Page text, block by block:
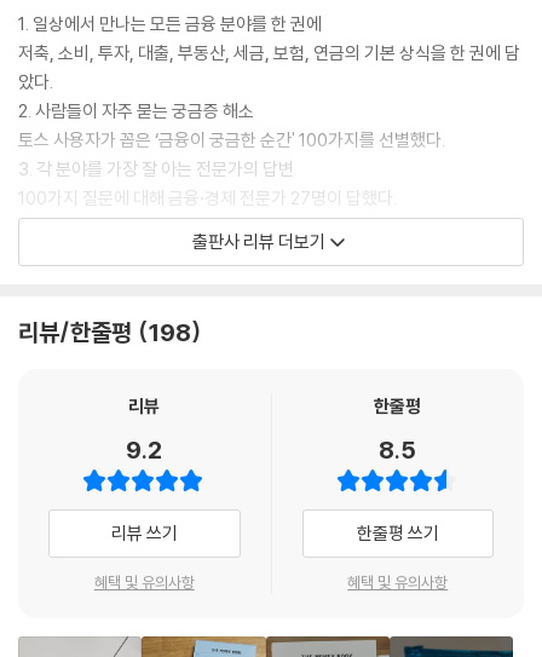
Q65. 살 때, 가지고 있을 때, 팔 때 내야 하는 부동산 세금은?
Q66. 집 살 때 제일 먼저 확인할 것은 무엇일까?
Q67. ‘급매’로 집 살 때 주의할 점은?
Q68. 부동산 거래 후 마지막으로 점검할 3가지는?
Q69. 소액으로 부동산 투자를 해볼 수 있을까?
CHAPTER 6. 보험이 필요한 순간
Q70. 사람들이 가장 많이 가입하는 최소한의 보험은 무엇일까?
Q73. 보험료 적게 내는 방법이 있을까?
Q75. 80세 만기보다 100세 만기가 더 좋을까?
Q76. 셀 수 없는 특약, 많이 넣을수록 좋을까?
Q77. 암보험 가입할 때 체크해야 할 것은?
Q78. 만기환급형 vs 순수보장형, 어떤 것을 택해야 할까?
Q79. 사람들은 언제 생명보험에 가입할까?
Q80. 해외여행 갈 때 보험을 꼭 들어야 할까?
CHAPTER 7. 세금, 절세와 의무 사이
의 수입을 비상예비자금 통장, 예비비 통장, 재테크 통장으로 먼저 보내고
생활비 통장이 가장 마지막인 이유이기도 하다.
--- 「‘Q8. 통장 쪼개기, 많이 쪼갤수록 돈을 빨리 모을 수 있을까?’」 중에서
왜 고통받는 사람들은 과소비에 취약해질까? 연구진은 그 이유와 과정을
다음과 같이 밝히고 있다. 우선, 사람들은 마음이 힘든 일을 경험하면 자연
스럽게 쪼그라든 마음을 회복하기 위한 욕구가 발생한다. 흥미로운 점은
이 욕구의 상당 부분이 엉뚱하게도 문제 해결과 무관한 물건의 소유욕 같
은 것으로 전이된다는 것이다. 사실 일상에서도 비슷한 현상을 자주 목격
해왔을 것이다. 실연의 상처를 받고 난 뒤 폭음이나 폭식을 하는 경우는 그
학교와 직장에서 남들에게 인정받으려는 측면이 강하고, 다른 사람들로부
엉뚱한 보상 심리로 마음을 회복하려는 현상이 더 광범위하게 관찰되곤 한
--- 「‘Q12. 나는 왜 과소비를 멈추지 못할까?’」 중에서
〈유지비용과 감가상각을 적용한 자동차 구매 시뮬레이션〉
A씨가 1,000만 원짜리 중고차를 현금으로 구매해 5년 동안 타고 중고로
판매한다고 가정해보자. 취득세, 자동차보험료, 유류비, 통행료, 주차비 등
60개월(5년) 동안 30만 원씩 빠져나간 유지비는 총 1,800만 원. 여기에
1. 일상에서 만나는 모든 금융 분야를 한 권에
저축, 소비, 투자, 대출, 부동산, 세금, 보험, 연금의 기본 상식을 한 권에 담
았다.
2. 사람들이 자주 묻는 궁금증 해소
토스 사용자가 꼽은 ‘금융이 궁금한 순간' 100가지를 선별했다.
3. 각 분야를 가장 잘 아는 전문가의 답변
100가지 질문에 대해 금융·경제 전문가 27명이 답했다.
4. 전체 흐름을 파악하게 하는 키워드 설명
경제 용어를 잘 몰라도 이해할 수 있도록 중요한 단어 354개 뜻풀이를 수
바로잡을 계기조차 없었던 돈을 벌고 쓰는 습관을,
금해진다. 예적금 외에 어떻게 내 자산을 분배해서 불려야 하는지, 씀씀이
는 끝을 모르고 올라가는데 어디까지가 나에게 적절한 만족감과 안온함을
주는 소비인지, 목돈을 묶어두는 기준이나 투자해도 되는 기준, 집 사도 되
는 기준이 따로 있는지 말이다.
문가 27인이 “돈이 늘 부족한데 저축을 꼭 해야 할까?” 처럼 사소하고 투
출판사 리뷰 더보기
리뷰/한줄평 198
리뷰
9.2
리뷰 쓰기
혜택 및 유의사항
한줄평
8.5
한줄평 쓰기
혜택 및 유의사항